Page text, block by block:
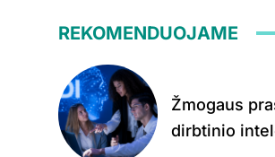
REKOMENDUOJAME
Žmogaus
dirbtinio